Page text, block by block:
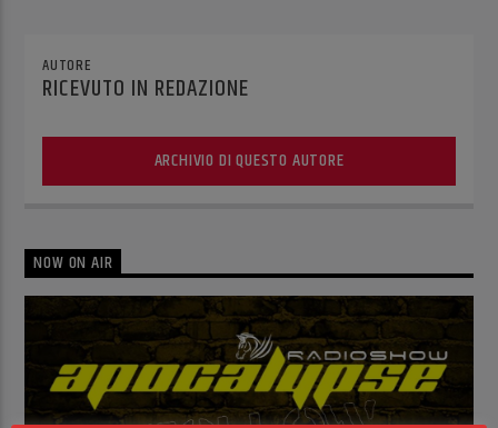
AUTORE
RICEVUTO IN REDAZIONE
ARCHIVIO DI QUESTO AUTORE
NOW ON AIR